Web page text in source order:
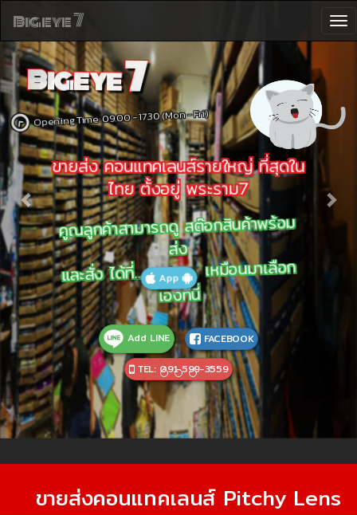
Bigeye7
Bigeye7
Opening Time: 09.00 - 17.30 (Mon - Fri.)
ขายส่ง คอนแทคเลนส์รายใหญ่ ที่สุดใน
ไทย ตั้งอยู่ พระราม7
คูณลูกค้าสามารถดู สต๊อกสินค้าพร้อม
ส่ง
และสั่ง ได้ที่... App เหมือนมาเลือก
เองที่นี่
Add LINE FACEBOOK
TEL: 091-599-3559
Previous
ขายส่งคอนแทคเลนส์ Pitchy Lens